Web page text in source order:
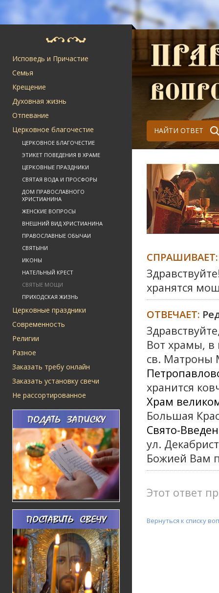
Исповедь и Причастие
Семья
Крещение
Духовная жизнь
Отпевание
Церковное благочестие
ЦЕРКОВНОЕ БЛАГОЧЕСТИЕ
ЭТИКЕТ ПОВЕДЕНИЯ В ХРАМЕ
ЦЕРКОВНЫЕ ПРАЗДНИКИ
СВЯТАЯ ВОДА И ПРОСФОРЫ
ДОМ ПРАВОСЛАВНОГО
ХРИСТИАНИНА
ЖЕНСКИЕ ВОПРОСЫ
ВНЕШНИЙ ВИД ХРИСТИАНИНА
ПРАВОСЛАВНЫЕ ОБЫЧАИ
СВЯТЫНИ
ИКОНЫ
НАТЕЛЬНЫЙ КРЕСТ
СВЯТЫЕ МОЩИ
ПРИХОДСКАЯ ЖИЗНЬ
Церковные праздники
Современность
Религии
Разное
Заказать требу онлайн
Заказать установку свечи
Не рассортированное
НАЙТИ ОТВЕТ
СПРАШИВАЕТ:
хранятся
ОТВЕЧАЕТ:
Вот храмы, в
св. Матроны
хранится
Храм
Большая
Свято-
ул.
Божией Вам
Этот ответ
Вернуться к списку